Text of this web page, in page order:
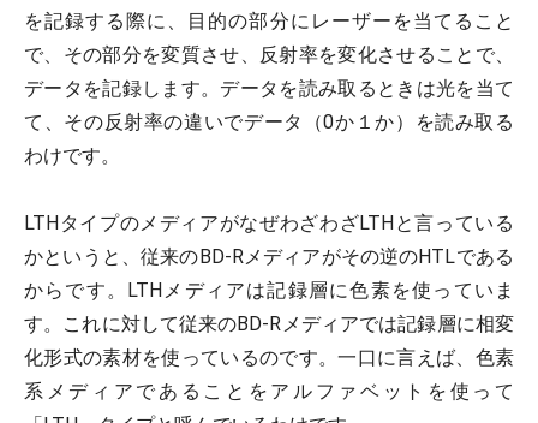
を記録する際に、目的の部分にレーザーを当てること
で、その部分を変質させ、反射率を変化させることで、
データを記録します。データを読み取るときは光を当て
て、その反射率の違いでデータ（0か１か）を読み取る
わけです。
LTHタイプのメディアがなぜわざわざLTHと言っている
かというと、従来のBD-Rメディアがその逆のHTLである
からです。LTHメディアは記録層に色素を使っていま
す。これに対して従来のBD-Rメディアでは記録層に相変
化形式の素材を使っているのです。一口に言えば、色素
系メディアであることをアルファベットを使って